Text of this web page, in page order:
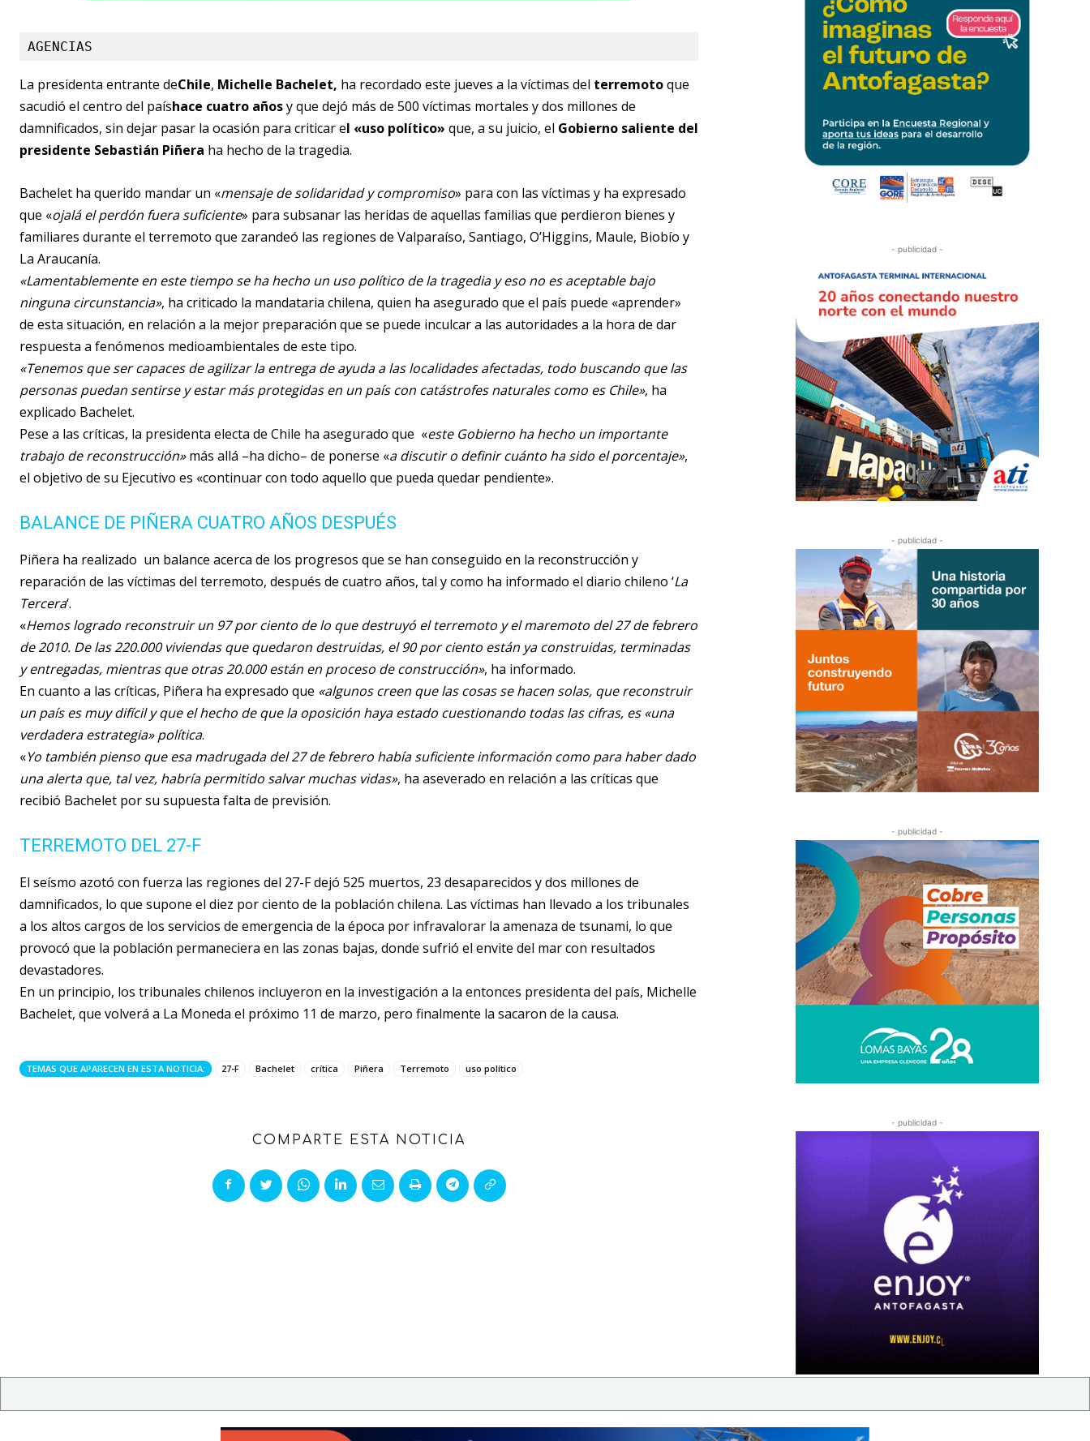
AGENCIAS
La presidenta entrante deChile, Michelle Bachelet, ha recordado este jueves a la víctimas del terremotoque
sacudió el centro del paíshace cuatro añosy que dejó más de 500 víctimas mortales y dos millones de
damnificados, sin dejar pasar la ocasión para criticar el «uso político» que, a su juicio, el Gobierno saliente del
presidente Sebastián Piñera ha hecho de la tragedia.
Bachelet ha querido mandar un «mensaje de solidaridad y compromiso» para con las víctimas y ha expresado
que «ojalá el perdón fuera suficiente» para subsanar las heridas de aquellas familias que perdieron bienes y
familiares durante el terremoto que zarandeó las regiones de Valparaíso, Santiago, O’Higgins, Maule, Biobío y
La Araucanía.
«Lamentablemente en este tiempo se ha hecho un uso político de la tragedia y eso no es aceptable bajo
ninguna circunstancia», ha criticado la mandataria chilena, quien ha asegurado que el país puede «aprender»
de esta situación, en relación a la mejor preparación que se puede inculcar a las autoridades a la hora de dar
respuesta a fenómenos medioambientales de este tipo.
«Tenemos que ser capaces de agilizar la entrega de ayuda a las localidades afectadas, todo buscando que las
personas puedan sentirse y estar más protegidas en un país con catástrofes naturales como es Chile», ha
explicado Bachelet.
Pese a las críticas, la presidenta electa de Chile ha asegurado que «este Gobierno ha hecho un importante
trabajo de reconstrucción»más allá –ha dicho– de ponerse «a discutir o definir cuánto ha sido el porcentaje»,
el objetivo de su Ejecutivo es «continuar con todo aquello que pueda quedar pendiente».
BALANCE DE PIÑERA CUATRO AÑOS DESPUÉS
Piñera ha realizado un balance acerca de los progresos que se han conseguido en la reconstrucción y
reparación de las víctimas del terremoto, después de cuatro años, tal y como ha informado el diario chileno ‘La
Tercera‘.
«Hemos logrado reconstruir un 97 por ciento de lo que destruyó el terremoto y el maremoto del 27 de febrero
de 2010. De las 220.000 viviendas que quedaron destruidas, el 90 por ciento están ya construidas, terminadas
y entregadas, mientras que otras 20.000 están en proceso de construcción», ha informado.
En cuanto a las críticas, Piñera ha expresado que «algunos creen que las cosas se hacen solas, que reconstruir
un país es muy difícil y que el hecho de que la oposición haya estado cuestionando todas las cifras, es «una
verdadera estrategia» política.
«Yo también pienso que esa madrugada del 27 de febrero había suficiente información como para haber dado
una alerta que, tal vez, habría permitido salvar muchas vidas», ha aseverado en relación a las críticas que
recibió Bachelet por su supuesta falta de previsión.
TERREMOTO DEL 27-F
El seísmo azotó con fuerza las regiones del 27-F dejó 525 muertos, 23 desaparecidos y dos millones de
damnificados, lo que supone el diez por ciento de la población chilena. Las víctimas han llevado a los tribunales
a los altos cargos de los servicios de emergencia de la época por infravalorar la amenaza de tsunami, lo que
provocó que la población permaneciera en las zonas bajas, donde sufrió el envite del mar con resultados
devastadores.
En un principio, los tribunales chilenos incluyeron en la investigación a la entonces presidenta del país, Michelle
Bachelet, que volverá a La Moneda el próximo 11 de marzo, pero finalmente la sacaron de la causa.
TEMAS QUE APARECEN EN ESTA NOTICIA: 27-F Bachelet crítica Piñera Terremoto uso político
COMPARTE ESTA NOTICIA
- publicidad -
- publicidad -
- publicidad -
- publicidad -